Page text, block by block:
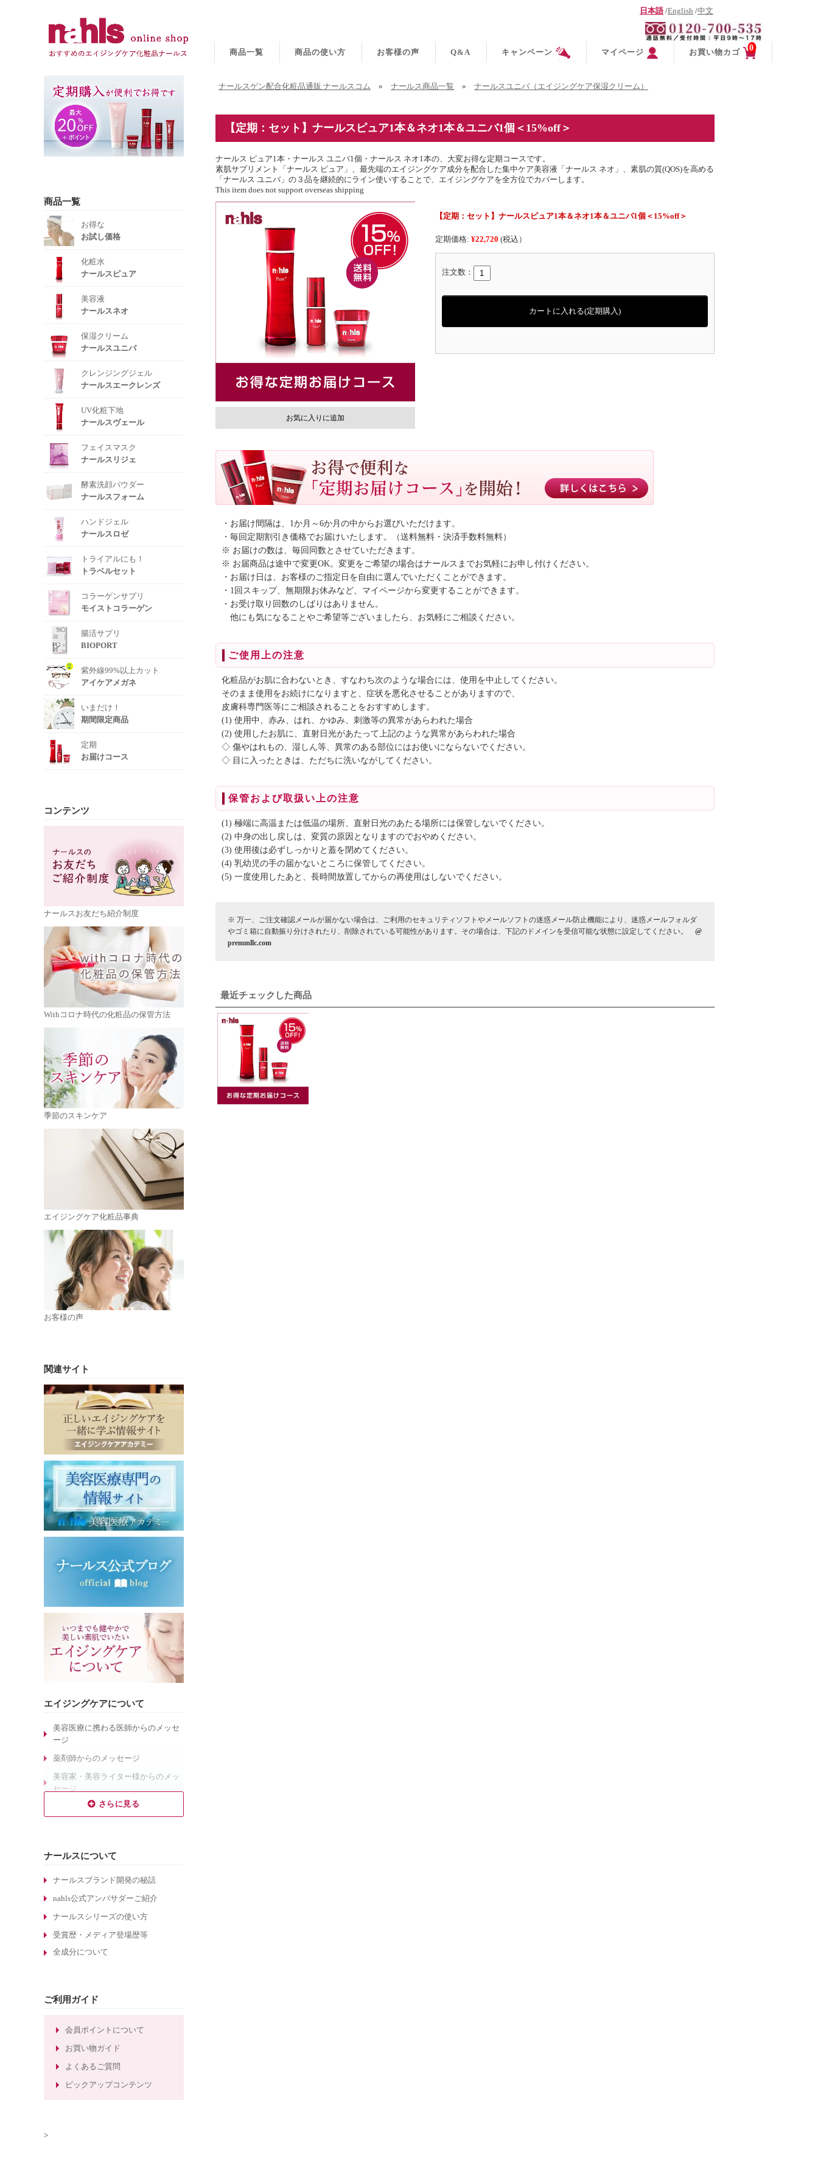
日本語/English /中文
商品一覧 商品の使い方 お客様の声 Q&A キャンペーン マイページ お買い物カゴ 0
商品一覧
お得な
お試し価格
化粧水
ナールスピュア
美容液
ナールスネオ
保湿クリーム
ナールスユニバ
クレンジングジェル
ナールスエークレンズ
UV化粧下地
ナールスヴェール
フェイスマスク
ナールスリジェ
酵素洗顔パウダー
ナールスフォーム
ハンドジェル
ナールスロゼ
トライアルにも！
トラベルセット
コラーゲンサプリ
モイストコラーゲン
腸活サプリ
BIOPORT
紫外線99%以上カット
アイケアメガネ
いまだけ！
期間限定商品
定期
お届けコース
コンテンツ
ナールスお友だち紹介制度
Withコロナ時代の化粧品の保管方法
季節のスキンケア
エイジングケア化粧品事典
お客様の声
関連サイト
エイジングケアについて
美容医療に携わる医師からのメッセ
ージ
薬剤師からのメッセージ
美容家・美容ライター様からのメッ
セージ
乾燥肌対策のエイジングケア
毛穴対策のエイジングケア
くすみ対策のエイジングケア
ターンオーバーについて
酵素洗顔について
エイジングケア化粧品の選び方
敏感肌化粧品の選び方
ほうれい線対策のエイジングケア化
粧水
ナールスについて
ナールスブランド開発の秘話
nahls公式アンバサダーご紹介
ナールスシリーズの使い方
受賞歴・メディア登場歴等
全成分について
ご利用ガイド
会員ポイントについて
お買い物ガイド
よくあるご質問
ピックアップコンテンツ
ナールスゲン配合化粧品通販 ナールスコム » ナールス商品一覧 » ナールスユニバ（エイジングケア保湿クリーム）
【定期：セット】ナールスピュア1本＆ネオ1本＆ユニバ1個＜15%off＞
ナールス ピュア1本・ナールス ユニバ1個・ナールス ネオ1本の、大変お得な定期コースです。
素肌サプリメント「ナールス ピュア」、最先端のエイジングケア成分を配合した集中ケア美容液「ナールス ネオ」、素肌の質(QOS)を高める
「ナールス ユニバ」の３品を継続的にライン使いすることで、エイジングケアを全方位でカバーします。
This item does not support overseas shipping
お気に入りに追加
【定期：セット】ナールスピュア1本＆ネオ1本＆ユニバ1個＜15%off＞
定期価格: ¥22,720 (税込）
注文数：
カートに入れる(定期購入)
・お届け間隔は、1か月～6か月の中からお選びいただけます。
・毎回定期割引き価格でお届けいたします。（送料無料・決済手数料無料）
※ お届けの数は、毎回同数とさせていただきます。
※ お届商品は途中で変更OK。変更をご希望の場合はナールスまでお気軽にお申し付けください。
・お届け日は、お客様のご指定日を自由に選んでいただくことができます。
・1回スキップ、無期限お休みなど、マイページから変更することができます。
・お受け取り回数のしばりはありません。
他にも気になることやご希望等ございましたら、お気軽にご相談ください。
ご使用上の注意
化粧品がお肌に合わないとき、すなわち次のような場合には、使用を中止してください。
そのまま使用をお続けになりますと、症状を悪化させることがありますので、
皮膚科専門医等にご相談されることをおすすめします。
(1) 使用中、赤み、はれ、かゆみ、刺激等の異常があらわれた場合
(2) 使用したお肌に、直射日光があたって上記のような異常があらわれた場合
◇ 傷やはれもの、湿しん等、異常のある部位にはお使いにならないでください。
◇ 目に入ったときは、ただちに洗いながしてください。
保管および取扱い上の注意
(1) 極端に高温または低温の場所、直射日光のあたる場所には保管しないでください。
(2) 中身の出し戻しは、変質の原因となりますのでおやめください。
(3) 使用後は必ずしっかりと蓋を閉めてください。
(4) 乳幼児の手の届かないところに保管してください。
(5) 一度使用したあと、長時間放置してからの再使用はしないでください。
※ 万一、ご注文確認メールが届かない場合は、ご利用のセキュリティソフトやメールソフトの迷惑メール防止機能により、迷惑メールフォルダ
やゴミ箱に自動振り分けされたり、削除されている可能性があります。その場合は、下記のドメインを受信可能な状態に設定してください。 @
premmllc.com
最近チェックした商品
>